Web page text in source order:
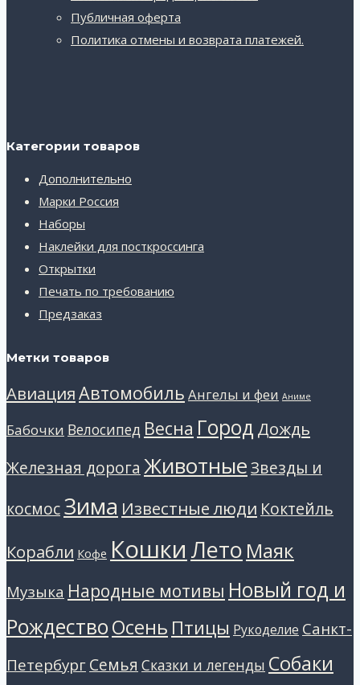
Публичная оферта
Политика отмены и возврата платежей.
Категории товаров
Дополнительно
Марки Россия
Наборы
Наклейки для посткроссинга
Открытки
Печать по требованию
Предзаказ
Метки товаров
АвиацияАвтомобиль Ангелы и феи Аниме
Бабочки Велосипед Весна Город Дождь
Железная дорога ЖивотныеЗвезды и
космосЗима Известные люди Коктейль
Корабли Кофе Кошки Лето Маяк
Музыка Народные мотивы Новый год и
РождествоОсень Птицы Рукоделие Санкт-
ПетербургСемья Сказки и легенды Собаки